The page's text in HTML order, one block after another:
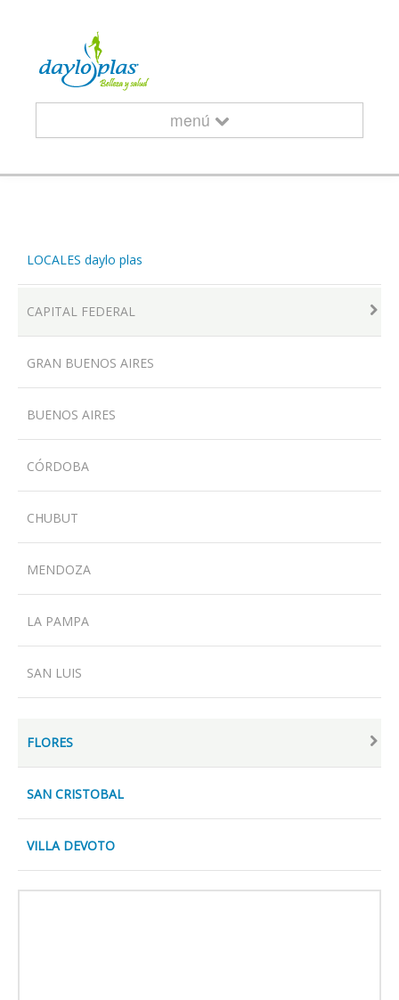
menú
¿QUIÉNES SOMOS?
LOCALES
PRODUCTOS
CONTACTO
LOCALES daylo plas
CAPITAL FEDERAL
GRAN BUENOS AIRES
BUENOS AIRES
CÓRDOBA
CHUBUT
MENDOZA
LA PAMPA
SAN LUIS
FLORES
SAN CRISTOBAL
VILLA DEVOTO